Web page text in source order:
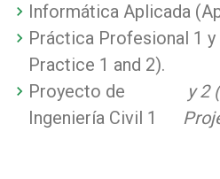
Informática Aplicada
Práctica Profesional 1
Practice 1 and 2).
Proyecto de
Ingeniería Civil 1
y 2